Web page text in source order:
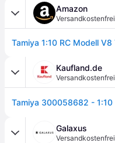
Amazon
Versandkostenfrei
Kaufland.de
Versandkostenfrei
Galaxus
Versandkostenfrei